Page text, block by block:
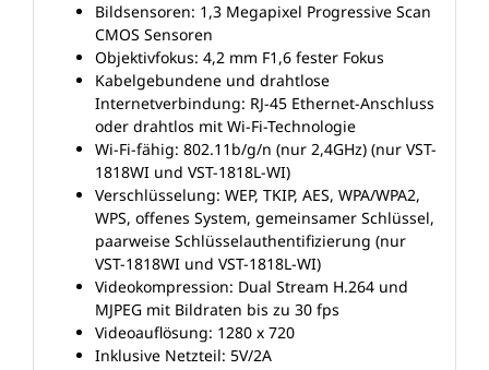
Bildsensoren: 1,3 Megapixel Progressive Scan
CMOS Sensoren
Objektivfokus: 4,2 mm F1,6 fester Fokus
Kabelgebundene und drahtlose
Internetverbindung: RJ-45 Ethernet-Anschluss
oder drahtlos mit Wi-Fi-Technologie
Wi-Fi-fähig: 802.11b/g/n (nur 2,4GHz) (nur VST-
1818WI und VST-1818L-WI)
Verschlüsselung: WEP, TKIP, AES, WPA/WPA2,
WPS, offenes System, gemeinsamer Schlüssel,
paarweise Schlüsselauthentifizierung (nur
VST-1818WI und VST-1818L-WI)
Videokompression: Dual Stream H.264 und
MJPEG mit Bildraten bis zu 30 fps
Videoauflösung: 1280 x 720
Inklusive Netzteil: 5V/2A